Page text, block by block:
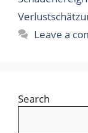
Leave a
Search